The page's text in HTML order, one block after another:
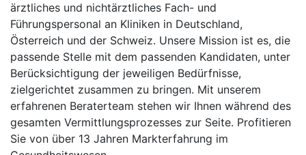
ärztliches und nichtärztliches Fach- und
Führungspersonal an Kliniken in Deutschland,
Österreich und der Schweiz. Unsere Mission ist es, die
passende Stelle mit dem passenden Kandidaten, unter
Berücksichtigung der jeweiligen Bedürfnisse,
zielgerichtet zusammen zu bringen. Mit unserem
erfahrenen Beraterteam stehen wir Ihnen während des
gesamten Vermittlungsprozesses zur Seite. Profitieren
Sie von über 13 Jahren Markterfahrung im